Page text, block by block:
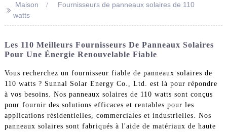
>>
Maison
Fournisseurs de panneaux solaires de 110
watts
Les 110 Meilleurs Fournisseurs De Panneaux Solaires
Pour Une Énergie Renouvelable Fiable
Vous recherchez un fournisseur fiable de panneaux solaires de
110 watts ? Sunnal Solar Energy Co., Ltd. est là pour répondre
à vos besoins. Nos panneaux solaires de 110 watts sont conçus
pour fournir des solutions efficaces et rentables pour les
applications résidentielles, commerciales et industrielles. Nos
panneaux solaires sont fabriqués à l'aide de matériaux de haute